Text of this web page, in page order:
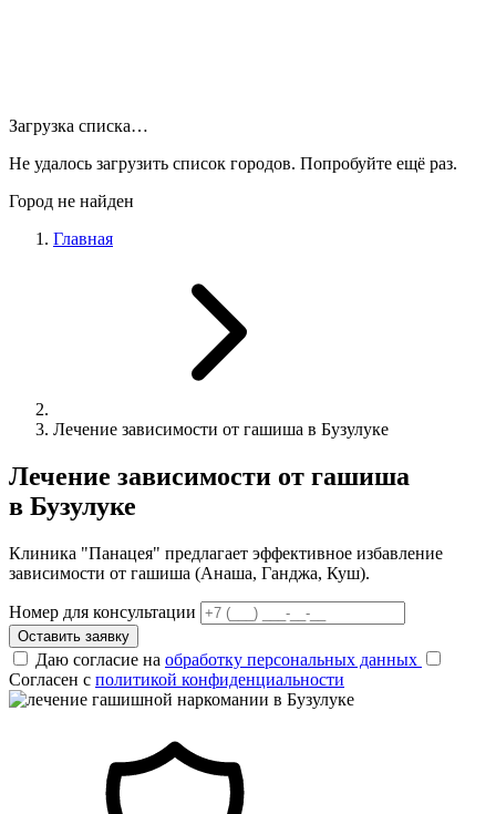
Загрузка списка…
Не удалось загрузить список городов. Попробуйте ещё раз.
Город не найден
Главная
Лечение зависимости от гашиша в Бузулуке
Лечение зависимости от гашиша
в Бузулуке
Клиника "Панацея" предлагает эффективное избавление
зависимости от гашиша (Анаша, Ганджа, Куш).
Номер для консультации
Оставить заявку
Даю согласие на обработку персональных данных
Согласен с политикой конфиденциальности